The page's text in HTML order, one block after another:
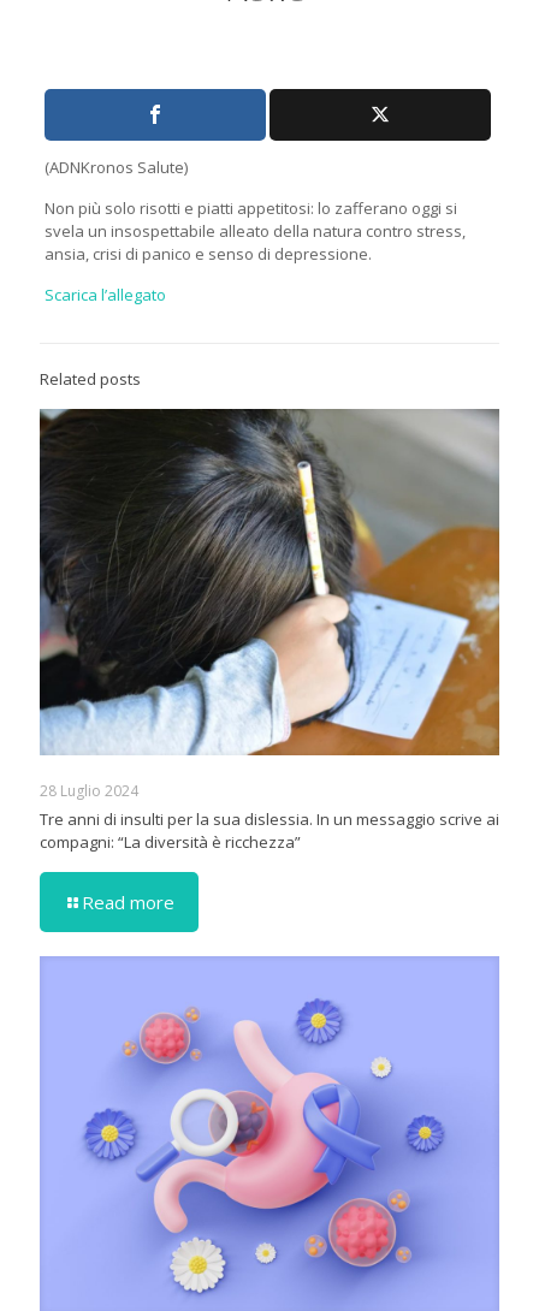
(ADNKronos Salute)
Non più solo risotti e piatti appetitosi: lo zafferano oggi si
svela un insospettabile alleato della natura contro stress,
ansia, crisi di panico e senso di depressione.
Scarica l’allegato
Related posts
28 Luglio 2024
Tre anni di insulti per la sua dislessia. In un messaggio scrive ai
compagni: “La diversità è ricchezza”
Read more